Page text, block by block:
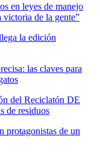
en leyes de manejo
victoria de la gente”
la edición
las claves para
del Reciclatón DE
de residuos
protagonistas de un